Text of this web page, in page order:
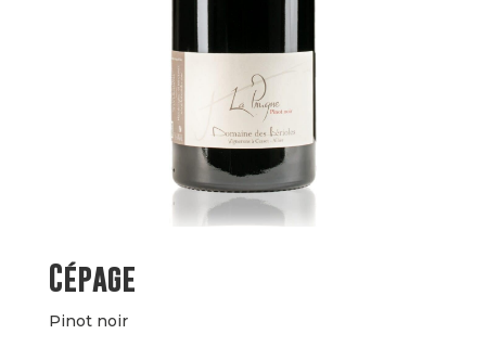
Cépage
Pinot noir